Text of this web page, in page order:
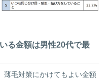
る金額は男性20代で最
薄毛対策にかけてもよい金額